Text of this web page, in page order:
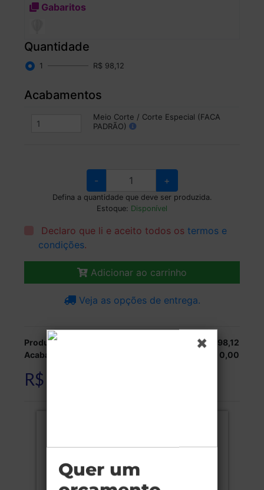
Gabaritos
Quantidade
1 R$ 98,12
Acabamentos
Meio Corte / Corte Especial (FACA
PADRÃO)
- +
Defina a quantidade que deve ser produzida.
Estoque: Disponível
Declaro que li e aceito todos ostermos e
condições.
Adicionar ao carrinho
Veja as opções de entrega.
Produção:
R$ 98,12
Acabamentos:
R$ 0,00
R$ 98,12